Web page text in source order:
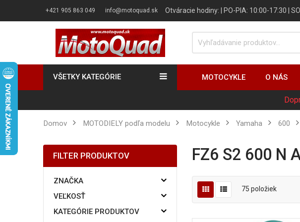
+421 905 863 049 info@motoquad.sk Otváracie hodiny: | PO-PIA: 10:00-17:30 |
VŠETKY KATEGÓRIE MOTOCYKLE O NÁS
Domov MOTODIELY podľa modelu Motocykle Yamaha 600
FZ6 S2 600 N
75 položiek
FILTER PRODUKTOV
ZNAČKA
VEĽKOSŤ
KATEGÓRIE PRODUKTOV